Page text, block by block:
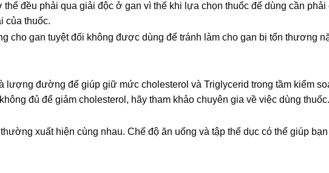
thể đều phải qua giải độc ở gan vì thế khi lựa chọn thuốc để dùng cần phải
của thuốc.
cho gan tuyệt đối không được dùng để tránh làm cho gan bị tổn thương
lượng đường để giúp giữ mức cholesterol và Triglycerid trong tầm kiểm
đủ để giảm cholesterol, hãy tham khảo chuyên gia về việc dùng thuốc.
xuất hiện cùng nhau. Chế độ ăn uống và tập thể dục có thể giúp